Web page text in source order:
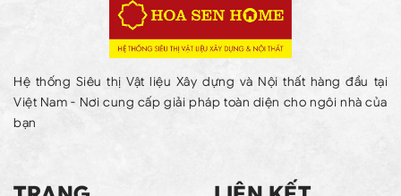
Hệ thống Siêu thị Vật liệu Xây dựng và Nội thất hàng đầu tại
Việt Nam - Nơi cung cấp giải pháp toàn diện cho ngôi nhà của
bạn